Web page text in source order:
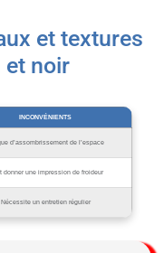
et textures
et noir
INCONVÉNIENTS
d’assombrissement de l’espace
donner une impression de froideur
Nécessite un entretien régulier